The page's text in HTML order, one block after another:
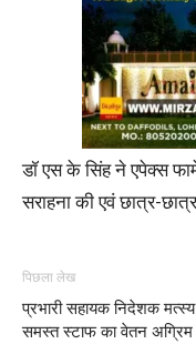
डॉ एस के सिंह ने एपेक्स
सराहना की एवं छात्र-
पिछला लेख
प्रभारी सहायक निदेशक
समस्त स्टाफ का वेतन